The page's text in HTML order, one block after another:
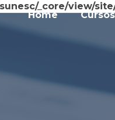
Home Cursos
_core/view/